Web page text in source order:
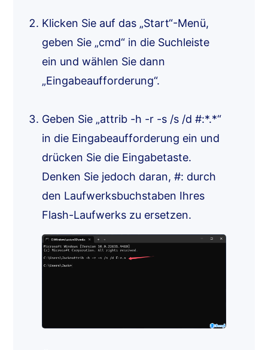
Klicken Sie auf das „Start“-Menü,
geben Sie „cmd“ in die Suchleiste
ein und wählen Sie dann
„Eingabeaufforderung“.
Geben Sie „attrib -h -r -s /s /d #:*.*“
in die Eingabeaufforderung ein und
drücken Sie die Eingabetaste.
Denken Sie jedoch daran, #: durch
den Laufwerksbuchstaben Ihres
Flash-Laufwerks zu ersetzen.